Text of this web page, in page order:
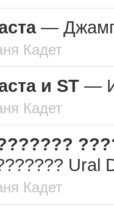
—
Кадет
и ST —
Кадет
Ural
Кадет